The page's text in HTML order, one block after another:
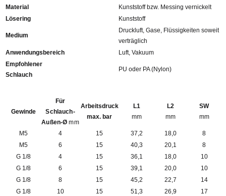
Material
Kunststoff bzw. Messing vernickelt
Lösering
Kunststoff
Medium
Druckluft, Gase, Flüssigkeiten soweit
verträglich
Anwendungsbereich
Luft, Vakuum
Empfohlener
Schlauch
PU oder PA (Nylon)
Gewinde
Für
Schlauch-
Außen-Ømm
Arbeitsdruck
max. bar
L1
mm
L2
mm
SW
mm
M5 4 15 37,2 18,0
8
M5
6 15 40,3 20,1
8
G 1/8
4 15 36,1 18,0
10
G 1/8
6 15 39,1 20,0
10
G 1/8
8 15 45,2 22,7
14
G 1/8
10 15 51,3 26,9
17